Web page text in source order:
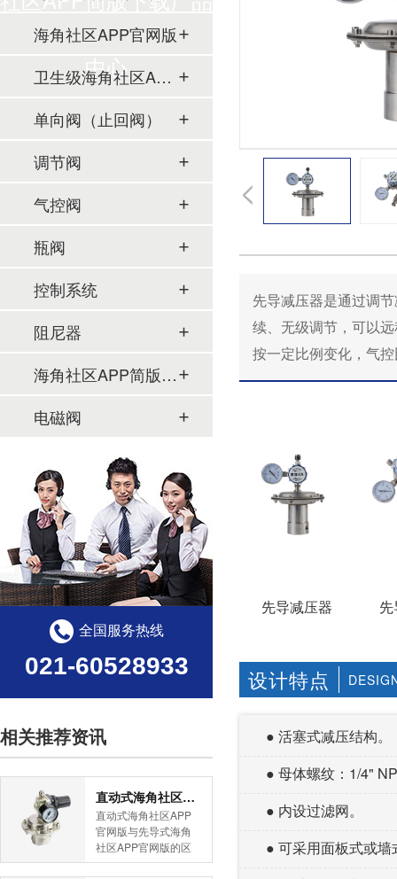
先导减压器是通过调节
续、无级调节，
按一定比例变化，气
先导减压器
设计特点
● 活塞式减压结构。
● 母体螺纹：1/4"
● 内设过滤网。
● 可采用面板式或墙式
中心
海角社区APP官网版
卫生级海角社区APP简版下载
单向阀（止回阀）
调节阀
气控阀
瓶阀
控制系统
阻尼器
海角社区APP简版下载及管件
电磁阀
全国服务热线
021-60528933
相关推荐资讯
直动式海角社区APP官网版与先导式海角社区APP官网版的区别
直动式海角社区APP
官网版与先导式海角
社区APP官网版的区
别是什么？HJBA8海